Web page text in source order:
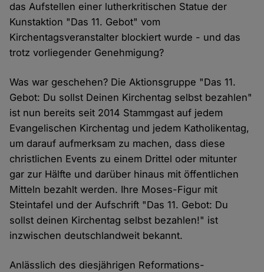
das Aufstellen einer lutherkritischen Statue der
Kunstaktion "Das 11. Gebot" vom
Kirchentagsveranstalter blockiert wurde - und das
trotz vorliegender Genehmigung?
Was war geschehen? Die Aktionsgruppe "Das 11.
Gebot: Du sollst Deinen Kirchentag selbst bezahlen"
ist nun bereits seit 2014 Stammgast auf jedem
Evangelischen Kirchentag und jedem Katholikentag,
um darauf aufmerksam zu machen, dass diese
christlichen Events zu einem Drittel oder mitunter
gar zur Hälfte und darüber hinaus mit öffentlichen
Mitteln bezahlt werden. Ihre Moses-Figur mit
Steintafel und der Aufschrift "Das 11. Gebot: Du
sollst deinen Kirchentag selbst bezahlen!" ist
inzwischen deutschlandweit bekannt.
Anlässlich des diesjährigen Reformations-